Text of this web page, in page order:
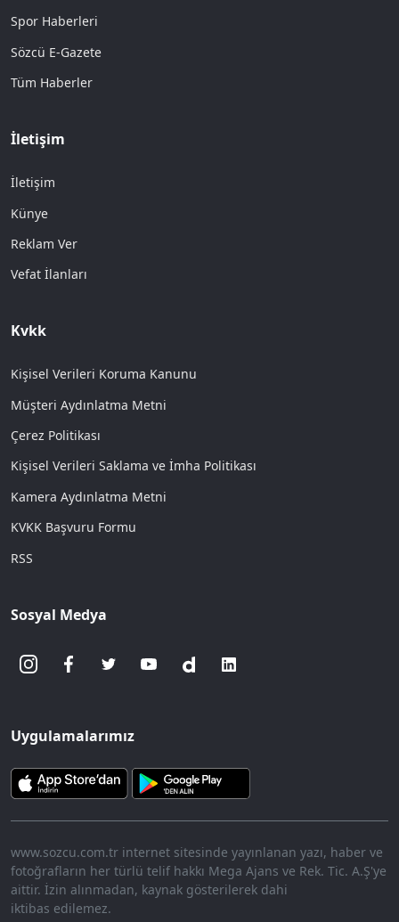
Spor Haberleri
Sözcü E-Gazete
Tüm Haberler
İletişim
İletişim
Künye
Reklam Ver
Vefat İlanları
Kvkk
Kişisel Verileri Koruma Kanunu
Müşteri Aydınlatma Metni
Çerez Politikası
Kişisel Verileri Saklama ve İmha Politikası
Kamera Aydınlatma Metni
KVKK Başvuru Formu
RSS
Sosyal Medya
Uygulamalarımız
www.sozcu.com.tr internet sitesinde yayınlanan yazı, haber ve
fotoğrafların her türlü telif hakkı Mega Ajans ve Rek. Tic. A.Ş'ye
aittir. İzin alınmadan, kaynak gösterilerek dahi
iktibas edilemez.